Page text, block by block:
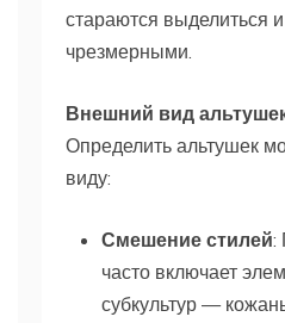
стараются выделиться
чрезмерными.
Внешний вид
Определить альтушек
виду:
Смешение стилей:
часто включает
субкультур —